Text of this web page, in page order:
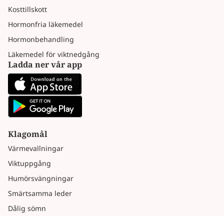
Kosttillskott
Hormonfria läkemedel
Hormonbehandling
Läkemedel för viktnedgång
Ladda ner vår app
Klagomål
Värmevallningar
Viktuppgång
Humörsvängningar
Smärtsamma leder
Dålig sömn